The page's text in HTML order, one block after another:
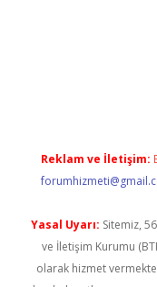
Reklam ve İletişim:
Yasal Uyarı: Sitemiz,
ve İletişim Kurumu
olarak hizmet